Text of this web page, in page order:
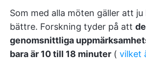
Som med alla möten gäller att
bättre. Forskning tyder på att
genomsnittliga
bara är 10 till 18 minuter ( vilket